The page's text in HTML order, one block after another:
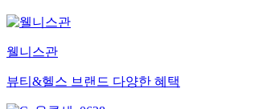
웰니스관
뷰티&헬스 브랜드 다양한 혜택